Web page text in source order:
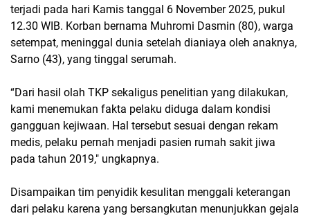
terjadi pada hari Kamis tanggal 6 November 2025, pukul
12.30 WIB. Korban bernama Muhromi Dasmin (80), warga
setempat, meninggal dunia setelah dianiaya oleh anaknya,
Sarno (43), yang tinggal serumah.
“Dari hasil olah TKP sekaligus penelitian yang dilakukan,
kami menemukan fakta pelaku diduga dalam kondisi
gangguan kejiwaan. Hal tersebut sesuai dengan rekam
medis, pelaku pernah menjadi pasien rumah sakit jiwa
pada tahun 2019," ungkapnya.
Disampaikan tim penyidik kesulitan menggali keterangan
dari pelaku karena yang bersangkutan menunjukkan gejala